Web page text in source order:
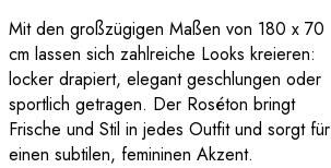
Mit den großzügigen Maßen von 180 x 70
cm lassen sich zahlreiche Looks kreieren:
locker drapiert, elegant geschlungen oder
sportlich getragen. Der Roséton bringt
Frische und Stil in jedes Outfit und sorgt für
einen subtilen, femininen Akzent.